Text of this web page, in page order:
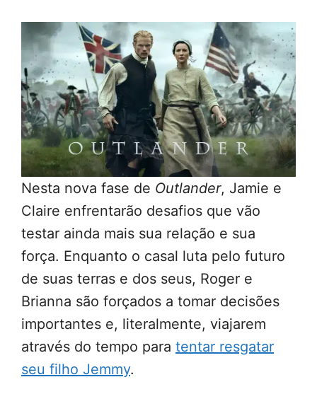
Nesta nova fase de Outlander, Jamie e
Claire enfrentarão desafios que vão
testar ainda mais sua relação e sua
força. Enquanto o casal luta pelo futuro
de suas terras e dos seus, Roger e
Brianna são forçados a tomar decisões
importantes e, literalmente, viajarem
através do tempo para tentar resgatar
seu filho Jemmy.